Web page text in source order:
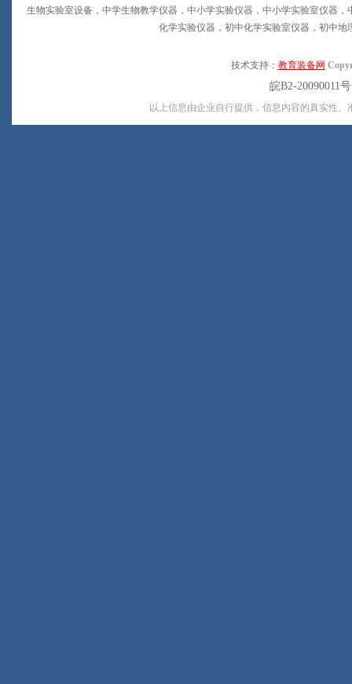
生物实验室设备，中学生物教学仪器，中小学实验仪器，中小学实验室仪器
化学实验仪器，初中化学实验室仪器，初中
技术支持： 教育装备网
皖B2-20090011
以上信息由企业自行提供，信息内容的真实性